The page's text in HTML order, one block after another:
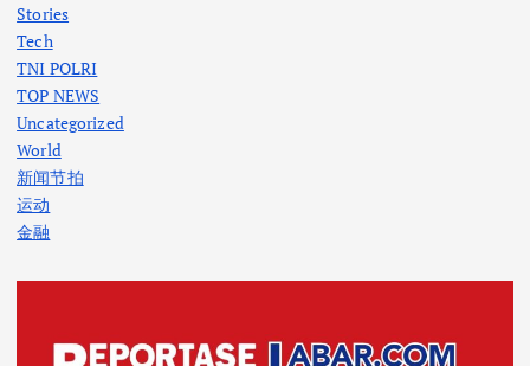
Stories
Tech
TNI POLRI
TOP NEWS
Uncategorized
World
新闻节拍
运动
金融